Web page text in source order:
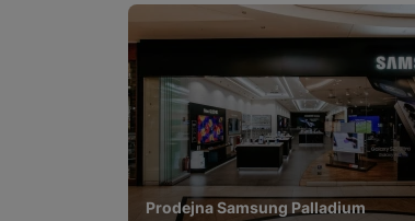
Prodejna Samsung Palladium